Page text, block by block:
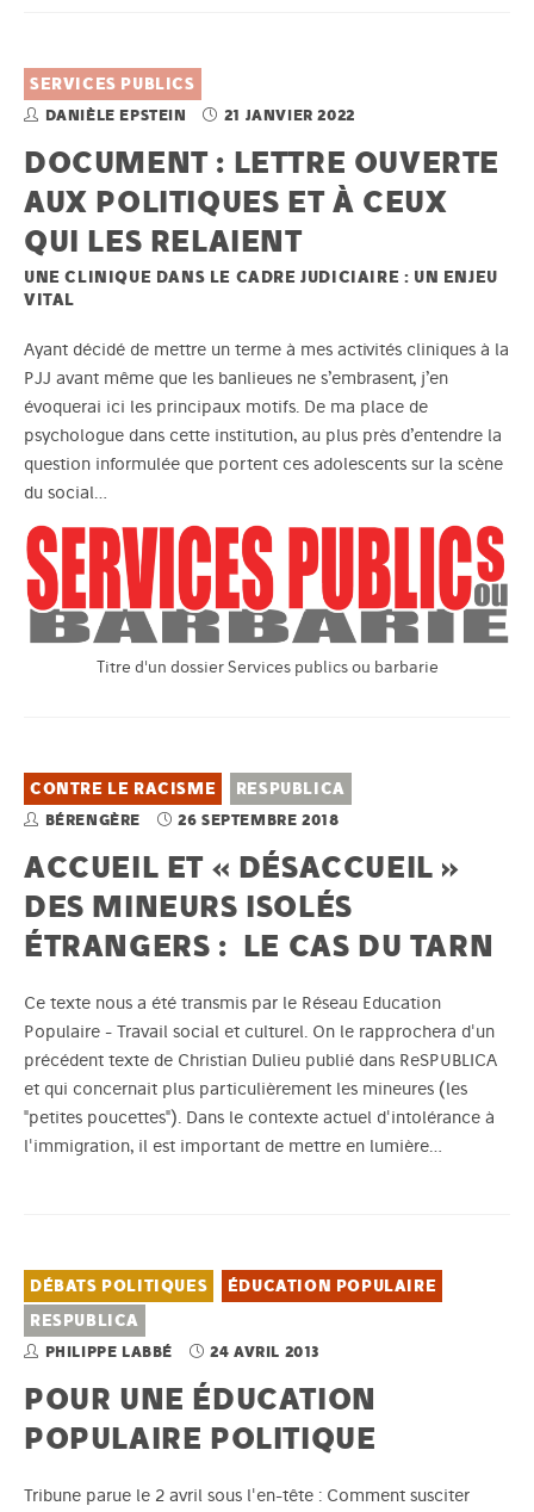
SERVICES PUBLICS
DANIÈLE EPSTEIN 21 JANVIER 2022
DOCUMENT : LETTRE OUVERTE
AUX POLITIQUES ET À CEUX
QUI LES RELAIENT
UNE CLINIQUE DANS LE CADRE JUDICIAIRE : UN ENJEU
VITAL
Ayant décidé de mettre un terme à mes activités cliniques à la
PJJ avant même que les banlieues ne s’embrasent, j’en
évoquerai ici les principaux motifs. De ma place de
psychologue dans cette institution, au plus près d’entendre la
question informulée que portent ces adolescents sur la scène
du social…
Titre d'un dossier Services publics ou barbarie
CONTRE LE RACISME RESPUBLICA
BÉRENGÈRE 26 SEPTEMBRE 2018
ACCUEIL ET « DÉSACCUEIL »
DES MINEURS ISOLÉS
ÉTRANGERS : LE CAS DU TARN
Ce texte nous a été transmis par le Réseau Education
Populaire - Travail social et culturel. On le rapprochera d'un
précédent texte de Christian Dulieu publié dans ReSPUBLICA
et qui concernait plus particulièrement les mineures (les
"petites poucettes"). Dans le contexte actuel d'intolérance à
l'immigration, il est important de mettre en lumière…
DÉBATS POLITIQUES
ÉDUCATION POPULAIRE
RESPUBLICA
PHILIPPE LABBÉ 24 AVRIL 2013
POUR UNE ÉDUCATION
POPULAIRE POLITIQUE
Tribune parue le 2 avril sous l'en-tête : Comment susciter